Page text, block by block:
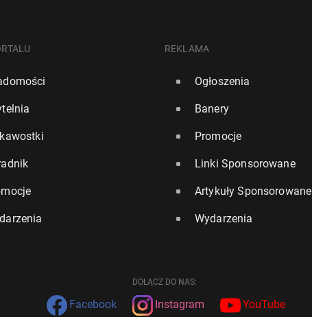
REKLAMA
Ogłoszenia
Banery
Promocje
Linki Sponsorowane
Artykuły Sponsorowane
Wydarzenia
DOŁĄCZ DO NAS:
Facebook Instagram YouTube